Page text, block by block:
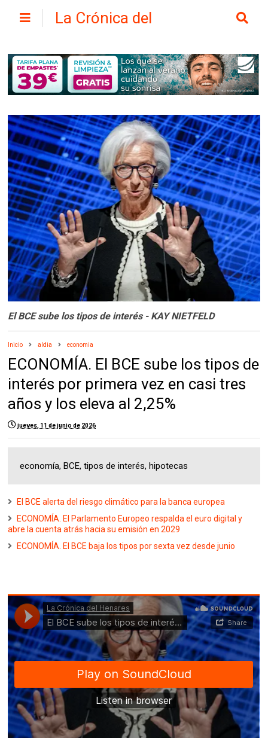
La Crónica del
El BCE sube los tipos de interés - KAY NIETFELD
Inicio aldia economia
ECONOMÍA. El BCE sube los tipos de
interés por primera vez en casi tres
años y los eleva al 2,25%
jueves, 11 de junio de 2026
economía, BCE, tipos de interés, hipotecas
El BCE alerta del riesgo climático para la banca europea
ECONOMÍA. El Parlamento Europeo respalda el euro digital y
abre la cuenta atrás hacia su emisión en 2029
ECONOMÍA. El BCE baja los tipos por sexta vez desde junio